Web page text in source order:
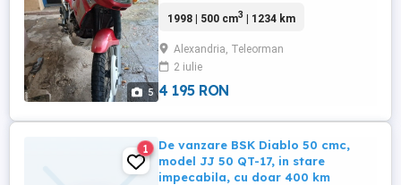
5
timp,acte Belgia,
1998 | 500 cm3 | 1234 km
Alexandria, Teleorman
2 iulie
4 195 RON
1
De vanzare BSK Diablo 50 cmc,
model JJ 50 QT-17, in stare
impecabila, cu doar 400 km